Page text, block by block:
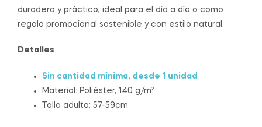
duradero y práctico, ideal para el día a día o como
regalo promocional sostenible y con estilo natural.
Detalles
Sin cantidad mínima, desde 1 unidad
Material: Poliéster, 140 g/m²
Talla adulto: 57-59cm